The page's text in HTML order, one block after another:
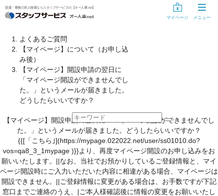
派遣・事務の求人検索ならスタッフサービスの【オー人事.net】
マイページ メニュー
お仕事を探す
気になるリスト
未登録の方
スタッフサービスに登録する
登録手続き中の方
情報入力の開始・再開
登録手続きのキャンセル
よくあるご質問
【マイページ】について（お申し込
み後）
【マイページ】開設申請の翌日に
「マイページ開設ができませんでし
た。」というメールが届きました。
どうしたらいいですか？
【マイページ】開設申請の翌日に「マイページ開設ができませんでし
た。」というメールが届きました。どうしたらいいですか？
{{[「こちら｣](https://mypage.022022.net/user/ss01010.do?
vos=qa8_3_1mypage )}}より、再度マイページ開設のお申し込みをお
願いいたします。||なお、当社でお預かりしているご登録情報と、マイ
ページ開設時にご入力いただいた内容に相違がある場合、マイページは
開設できません。||ご登録情報に変更がある場合は、お手数ですが下記
窓口までご連絡のうえ、|ご本人様確認後に情報の変更をお願いいたし